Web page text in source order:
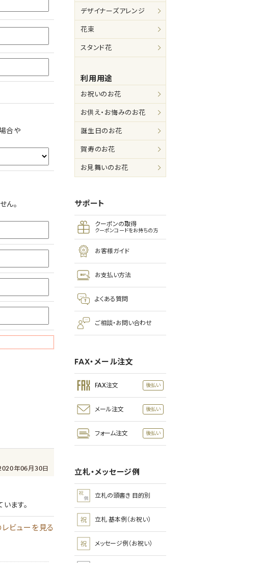
合や
ん。
年06月30日
ます。
ビューを見る
デザイナーズアレンジ
花束
スタンド花
利用用途
お祝いのお花
お供え・お悔みのお花
誕生日のお花
賀寿のお花
お見舞いのお花
サポート
クーポンの取得
クーポンコードをお持ちの方
お客様ガイド
お支払い方法
よくある質問
ご相談・お問い合わせ
FAX・メール注文
FAX注文
メール注文
フォーム注文
立札・メッセージ例
立札の頭書き 目的別
立札 基本例（お祝い）
メッセージ例（お祝い）